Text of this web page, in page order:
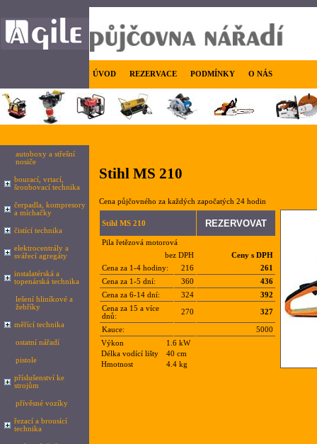
ÚVOD REZERVACE PODMÍNKY O NÁS
autoboxy a střešní
nosiče
bourací, vrtací,
šroubovací technika
čerpadla, kompresory
a míchačky
čistící technika
elektrocentrály a
svářecí agregáty
instalatérská a
topenárská technika
lešení hliníkové a
žebříky
měřící technika
ostatní nářadí
pistole
příslušenství ke
strojům
přívěsné vozíky
řezací a brousící
technika
Stihl MS 210
Cena půjčovného za každých započatých 24 hodin
Stihl MS 210
Pila řetězová motorová
bez DPH
Ceny s DPH
Cena za 1-4 hodiny:
216
261
Cena za 1-5 dní:
360
436
Cena za 6-14 dní:
324
392
Cena za 15 a více
dnů:
270 327
Kauce:
5000
Výkon
1.6 kW
Délka vodící lišty
40 cm
Hmotnost
4.4 kg